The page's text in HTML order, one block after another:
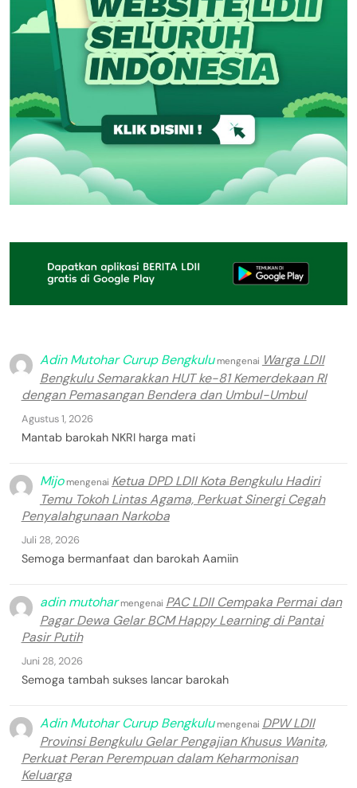
Adin Mutohar Curup Bengkulumengenai Warga LDII
Bengkulu Semarakkan HUT ke-81 Kemerdekaan RI
dengan Pemasangan Bendera dan Umbul-Umbul
Agustus 1, 2026
Mantab barokah NKRI harga mati
Mijomengenai Ketua DPD LDII Kota Bengkulu Hadiri
Temu Tokoh Lintas Agama, Perkuat Sinergi Cegah
Penyalahgunaan Narkoba
Juli 28, 2026
Semoga bermanfaat dan barokah Aamiin
adin mutoharmengenai PAC LDII Cempaka Permai dan
Pagar Dewa Gelar BCM Happy Learning di Pantai
Pasir Putih
Juni 28, 2026
Semoga tambah sukses lancar barokah
Adin Mutohar Curup Bengkulumengenai DPW LDII
Provinsi Bengkulu Gelar Pengajian Khusus Wanita,
Perkuat Peran Perempuan dalam Keharmonisan
Keluarga